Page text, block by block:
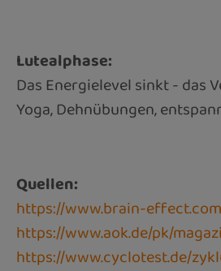
Lutealphase:
Das Energielevel sinkt - das
Yoga, Dehnübungen,
Quellen:
https://www.brain-
https://www.aok.de/pk/
https://www.cyclotest.de/